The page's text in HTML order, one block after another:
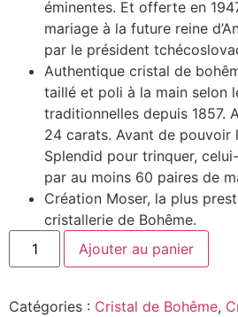
éminentes. Et offerte en
mariage à la future reine
par le président
Authentique cristal de
taillé et poli à la main selon
traditionnelles depuis 1857.
24 carats. Avant de pouvoir
Splendid pour trinquer,
par au moins 60 paires de
Création Moser, la plus
cristallerie de Bohême.
Ajouter au panier
Catégories : Cristal de Bohême,